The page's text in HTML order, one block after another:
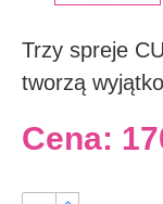
Trzy spreje
tworzą
Cena: